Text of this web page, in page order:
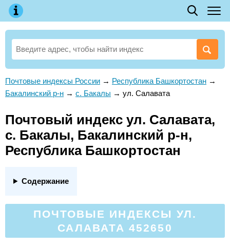
Почтовые индексы России → Республика Башкортостан →
Бакалинский р-н → с. Бакалы → ул. Салавата
Почтовый индекс ул. Салавата,
с. Бакалы, Бакалинский р-н,
Республика Башкортостан
Содержание
ПОЧТОВЫЕ ИНДЕКСЫ УЛ.
САЛАВАТА 452650